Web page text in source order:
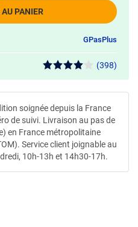
PANIER
GPasPlus
(398)
soignée depuis la France
de suivi. Livraison au pas de
en France métropolitaine
Service client joignable au
10h-13h et 14h30-17h.